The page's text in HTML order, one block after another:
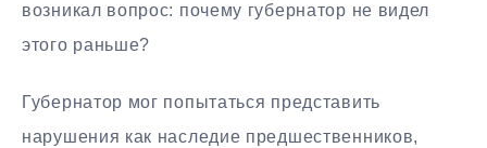
возникал вопрос: почему губернатор не видел
этого раньше?
Губернатор мог попытаться представить
нарушения как наследие предшественников,